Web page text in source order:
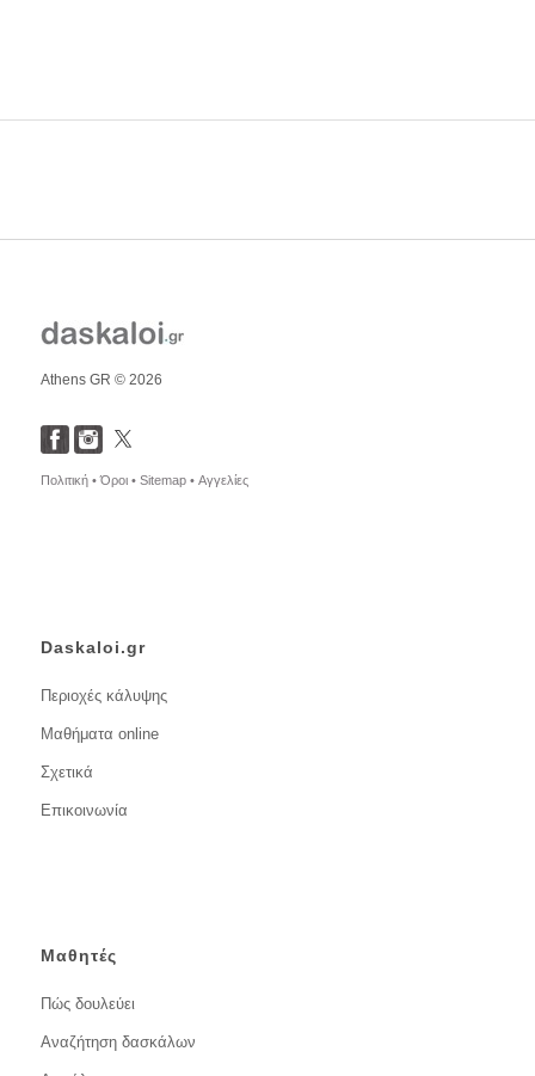
Athens GR © 2026
Πολιτική •Όροι • Sitemap • Αγγελίες
Daskaloi.gr
Περιοχές κάλυψης
Μαθήματα online
Σχετικά
Επικοινωνία
Μαθητές
Πώς δουλεύει
Αναζήτηση δασκάλων